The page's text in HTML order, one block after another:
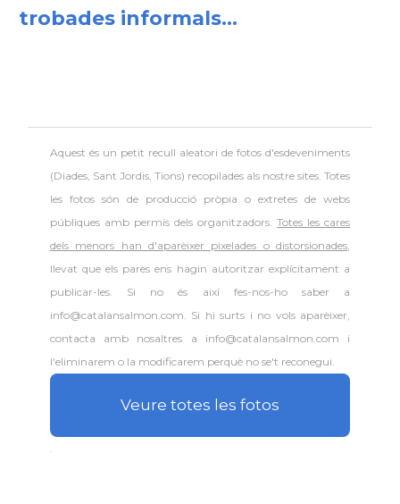
trobades informals...
Aquest és un petit recull aleatori defotos d'esdeveniments
(Diades, Sant Jordis, Tions) recopilades als nostre sites. Totes
les fotos són de producció pròpia o extretes de webs
públiques amb permís dels organitzadors.Totes les cares
dels menors han d'aparèixer pixelades o distorsionades,
llevat que els pares ens hagin autoritzar explícitament a
publicar-les. Si no és així fes-nos-ho saber a
info@catalansalmon.com. Si hi surts i no vols aparèixer,
contacta amb nosaltres a info@catalansalmon.com i
l'eliminarem o la modificarem perquè no se't reconegui.
Veure totes les fotos